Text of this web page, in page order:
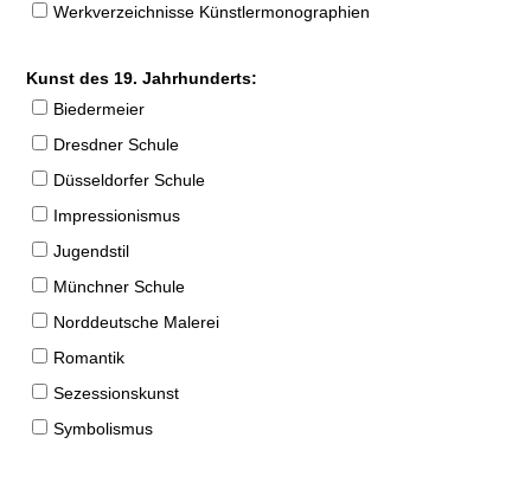
Werkverzeichnisse Künstlermonographien
Kunst des 19. Jahrhunderts:
Biedermeier
Dresdner Schule
Düsseldorfer Schule
Impressionismus
Jugendstil
Münchner Schule
Norddeutsche Malerei
Romantik
Sezessionskunst
Symbolismus